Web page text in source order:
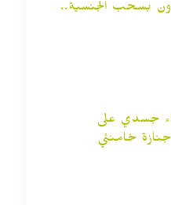
جسدي على
خامنئي